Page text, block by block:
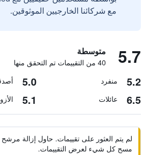
مع شركائنا الخارجيين الموثوقين.
5.7 متوسطة
40 من التقييمات تم التحقق منها
5.2 منفرد 5.0
6.5 عائلات 5.1
لم يتم العثور على تقييمات. حاول إزالة مرشح
مسح كل شيء لعرض التقييمات.